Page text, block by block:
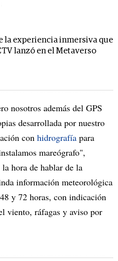
la experiencia inmersiva que
lanzó en el Metaverso
nosotros además del GPS
desarrollada por nuestro
con hidrografía para
mareógrafo",
hora de hablar de la
información meteorológica
y 72 horas, con indicación
viento, ráfagas y aviso por